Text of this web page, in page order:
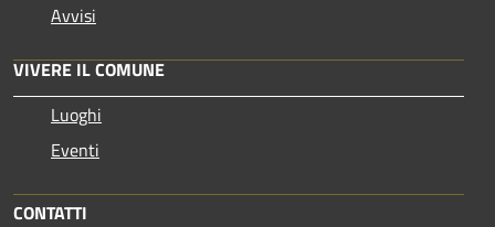
Avvisi
VIVERE IL COMUNE
Luoghi
Eventi
CONTATTI